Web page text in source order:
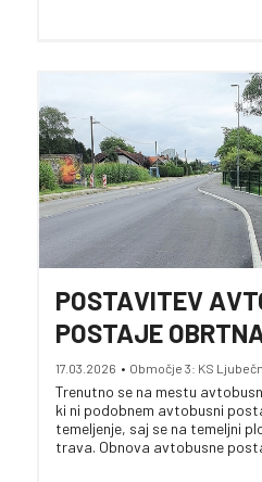
POSTAVITEV
POSTAJE
17.03.2026 • Območje 3: KS
Trenutno se na mestu
ki ni podobnem avtobusni
temeljenje, saj se na temeljni
trava. ‎Obnova avtobusne